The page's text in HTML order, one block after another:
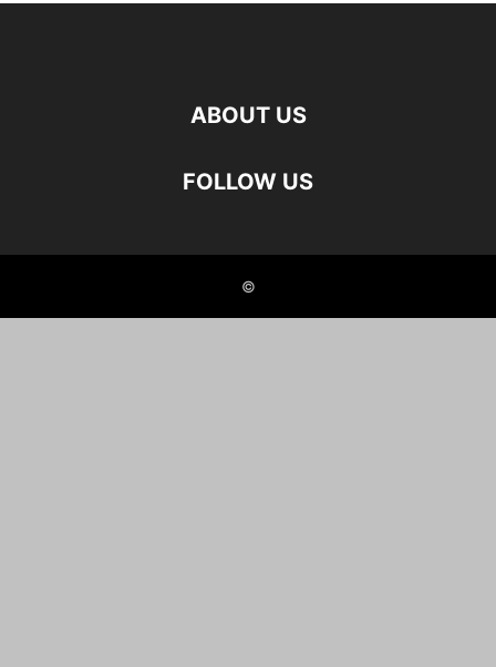
ABOUT US
FOLLOW US
©